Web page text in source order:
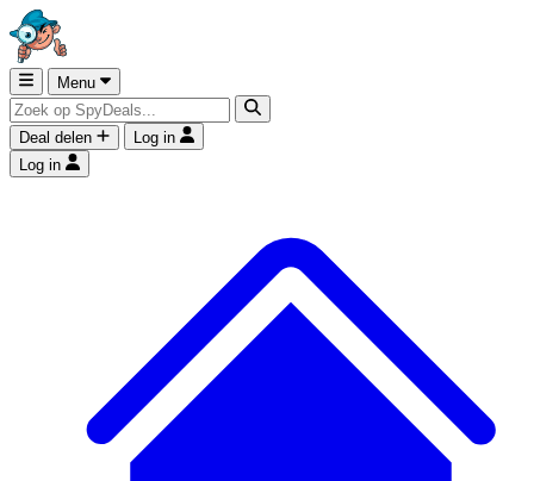
Menu
Deal delen
Log in
Log in